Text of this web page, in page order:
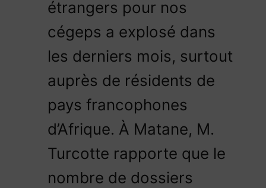
étrangers pour nos
cégeps a explosé dans
les derniers mois, surtout
auprès de résidents de
pays francophones
d’Afrique. À Matane, M.
Turcotte rapporte que le
nombre de dossiers